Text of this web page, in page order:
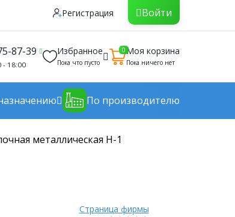
Регистрация Войти
87-39
- 18:00
Избранное
Пока что пусто
0Моя корзина
Пока ничего нет
По производителю
металлическая Н-1
Страница фирмы